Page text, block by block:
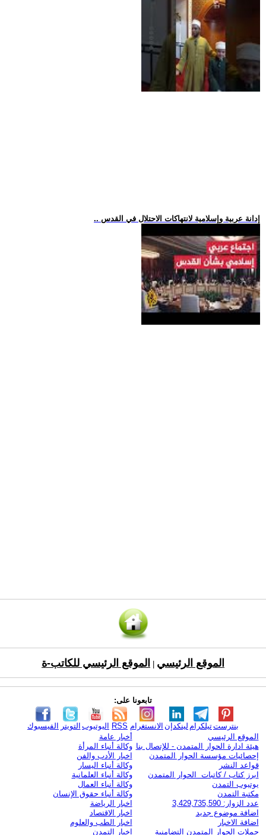
.. إدانة عربية وإسلامية لانتهاكات الاحتلال في القدس
الموقع الرئيسي الموقع الرئيسي للكاتب-ة
تابعونا على:
الفيسبوك التويتر اليوتيوب RSS الانستغرام لينكدإن تيلكرامبنترست
الموقع الرئيسي
هيئة ادارة الحوار المتمدن - للإتصال بنا
إحصائيات مؤسسة الحوار المتمدن
قواعد النشر
ابرز كتاب / كاتبات الحوار المتمدن
يوتيوب التمدن
مكتبة التمدن
عدد الزوار: 3,429,735,590
اضافة موضوع جديد
اضافة الاخبار
حملات الحوار المتمدن التضامنية
أخبار عامة
وكالة أنباء المرأة
اخبار الأدب والفن
وكالة أنباء اليسار
وكالة أنباء العلمانية
وكالة أنباء العمال
وكالة أنباء حقوق الإنسان
اخبار الرياضة
اخبار الاقتصاد
اخبار الطب والعلوم
اخبار التمدن